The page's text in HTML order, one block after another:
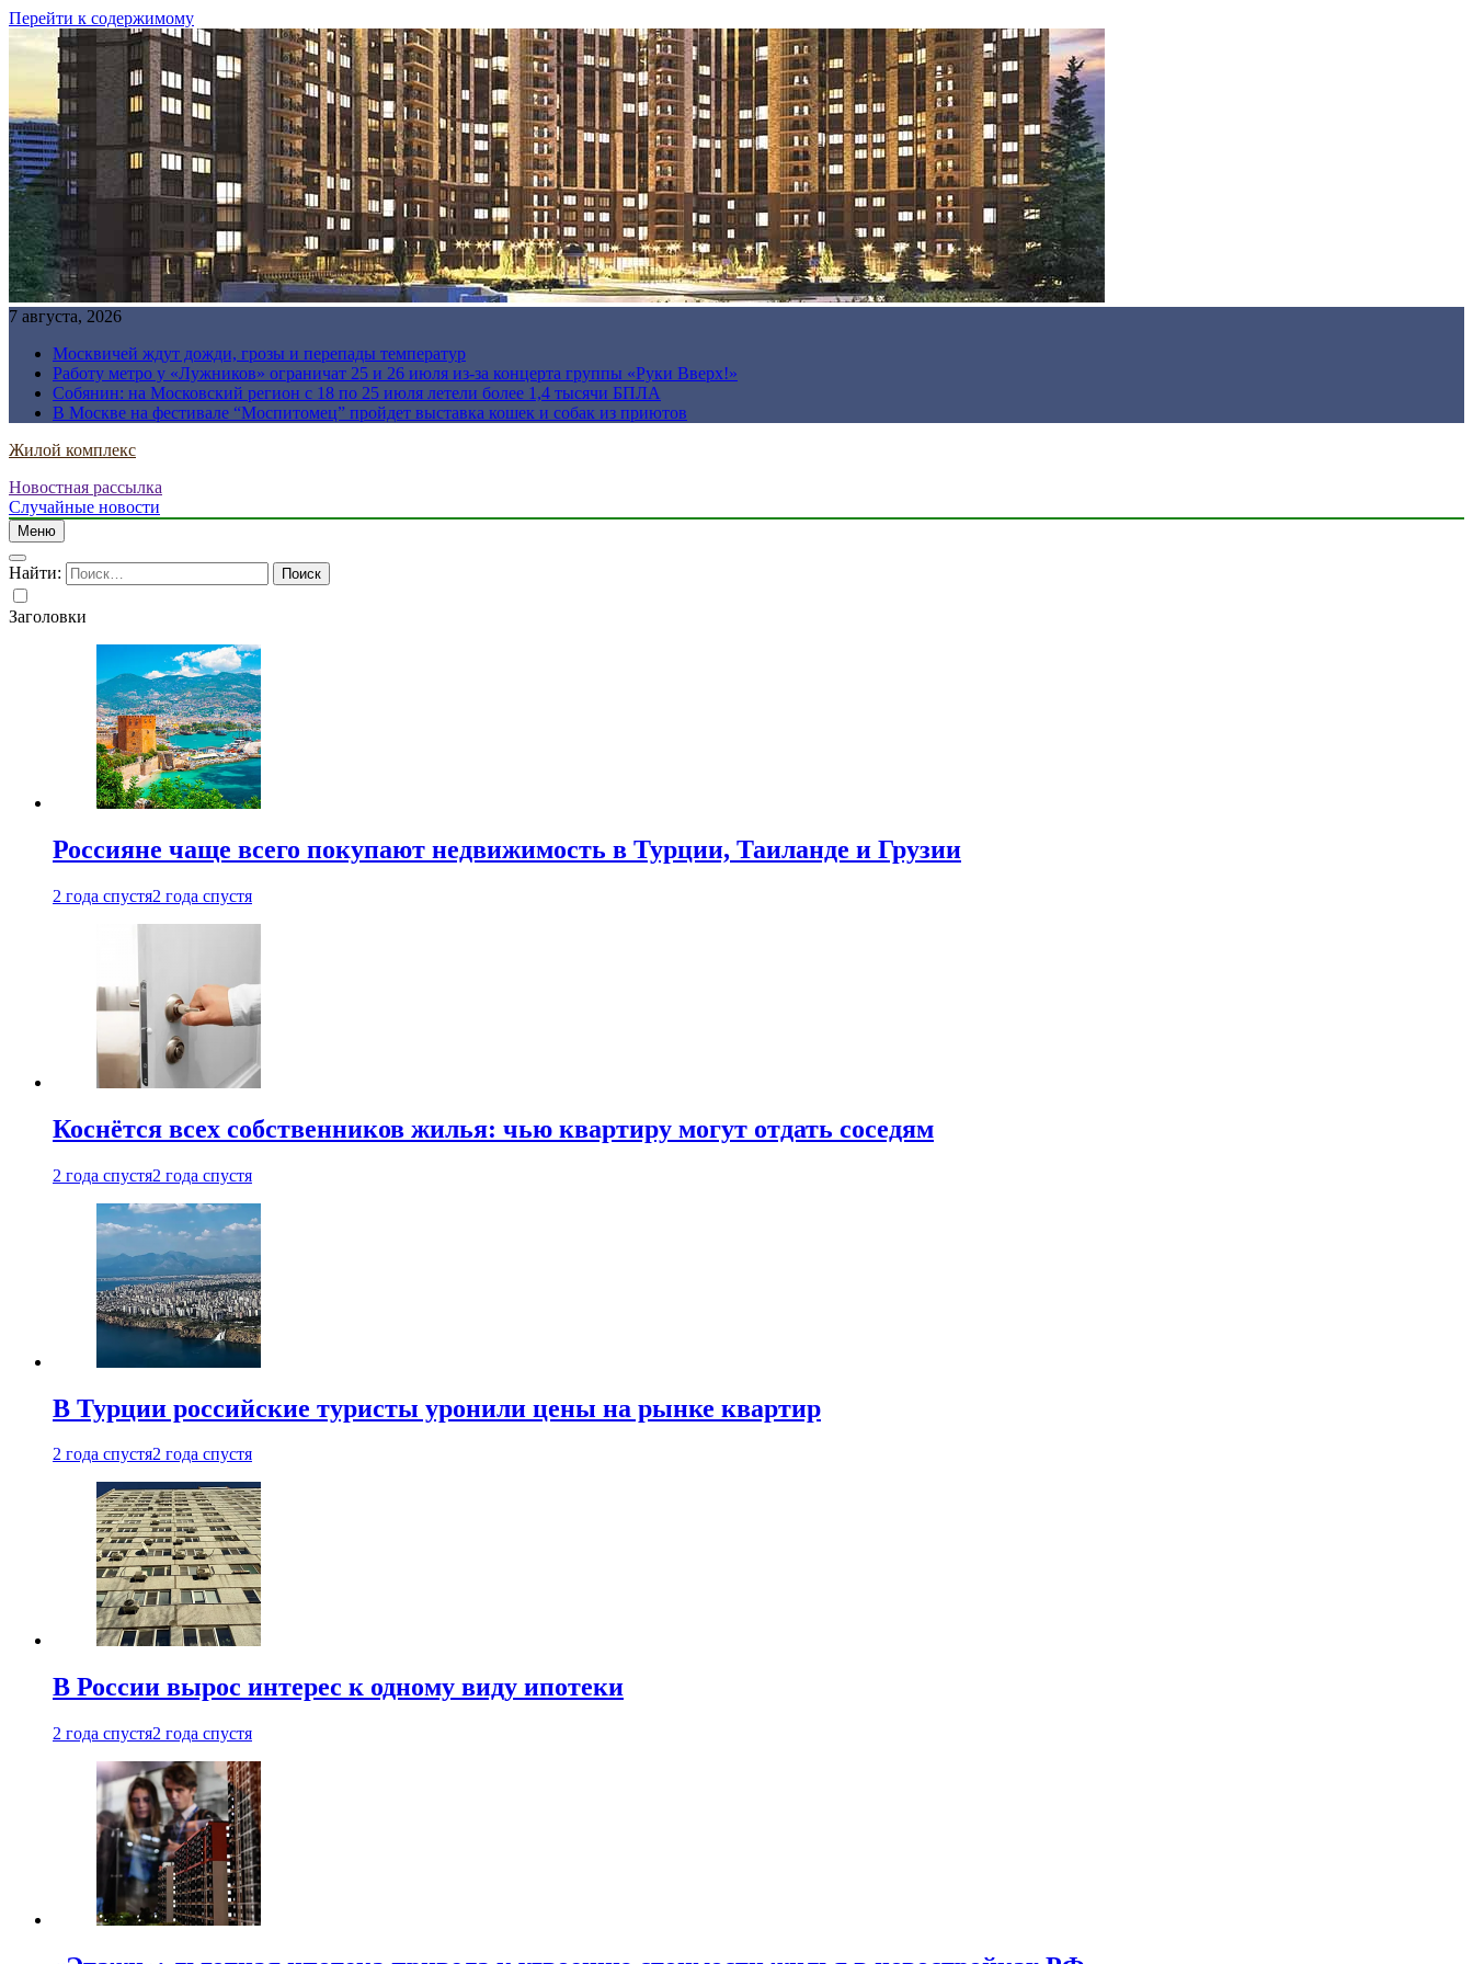
Перейти к содержимому
7 августа, 2026
Москвичей ждут дожди, грозы и перепады температур
Работу метро у «Лужников» ограничат 25 и 26 июля из-за концерта группы «Руки Вверх!»
Собянин: на Московский регион с 18 по 25 июля летели более 1,4 тысячи БПЛА
В Москве на фестивале “Моспитомец” пройдет выставка кошек и собак из приютов
Жилой комплекс
Новостная рассылка
Случайные новости
Меню
Найти:
Заголовки
Россияне чаще всего покупают недвижимость в Турции, Таиланде и Грузии
2 года спустя2 года спустя
Коснётся всех собственников жилья: чью квартиру могут отдать соседям
2 года спустя2 года спустя
В Турции российские туристы уронили цены на рынке квартир
2 года спустя2 года спустя
В России вырос интерес к одному виду ипотеки
2 года спустя2 года спустя